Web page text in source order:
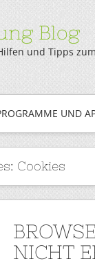
Blog
und Tipps
UND
Cookies
NICHT